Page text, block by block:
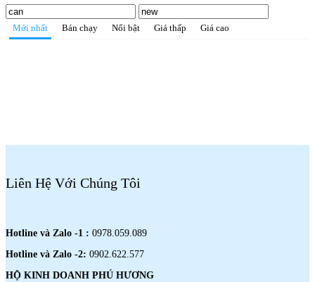
Mới nhất Bán chạy Nổi bật Giá thấp Giá cao
Liên Hệ Với Chúng Tôi
Hotline và Zalo -1 : 0978.059.089
Hotline và Zalo -2: 0902.622.577
HỘ KINH DOANH PHÚ HƯƠNG